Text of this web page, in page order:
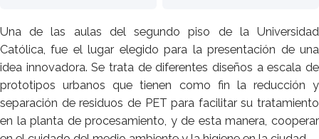
Una de las aulas del segundo piso de la Universidad
Católica, fue el lugar elegido para la presentación de una
idea innovadora. Se trata de diferentes diseños a escala de
prototipos urbanos que tienen como fin la reducción y
separación de residuos de PET para facilitar su tratamiento
en la planta de procesamiento, y de esta manera, cooperar